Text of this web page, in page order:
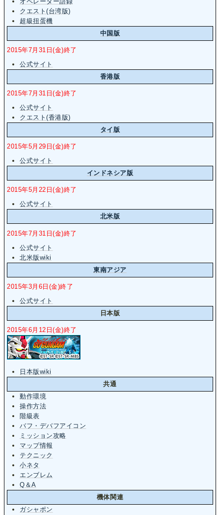
クエスト(台湾版)
超級扭蛋機
中国版
2015年7月31日(金)終了
公式サイト
香港版
2015年7月31日(金)終了
公式サイト
クエスト(香港版)
タイ版
2015年5月29日(金)終了
公式サイト
インドネシア版
2015年5月22日(金)終了
公式サイト
北米版
2015年7月31日(金)終了
公式サイト
北米版wiki
東南アジア
2015年3月6日(金)終了
公式サイト
日本版
2015年6月12日(金)終了
日本版wiki
共通
動作環境
操作方法
階級表
バフ・デバフアイコン
ミッション攻略
マップ情報
テクニック
小ネタ
エンブレム
Q＆A
機体関連
ガシャポン